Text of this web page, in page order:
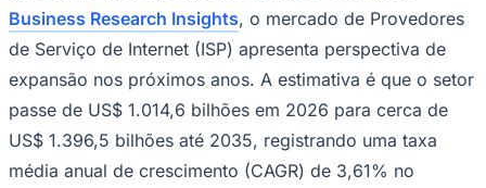
Business Research Insights, o mercado de Provedores
de Serviço de Internet (ISP) apresenta perspectiva de
expansão nos próximos anos. A estimativa é que o setor
passe de US$ 1.014,6 bilhões em 2026 para cerca de
US$ 1.396,5 bilhões até 2035, registrando uma taxa
média anual de crescimento (CAGR) de 3,61% no